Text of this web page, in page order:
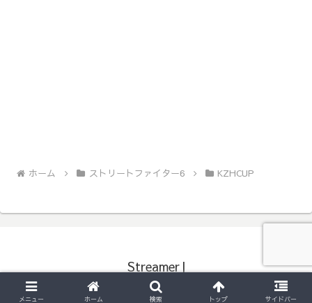
ホーム ストリートファイター6 KZHCUP
StreamerJ
Copyright © 2020-2026 StreamerJ All Rights Reserved.
メニュー ホーム 検索 トップ サイドバー